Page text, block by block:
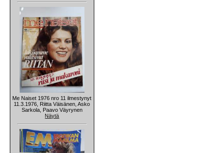
Me Naiset 1976 nro 11 ilmestynyt
11.3.1976, Riitta Väisänen, Asko
Sarkola, Paavo Väyrynen
Näytä